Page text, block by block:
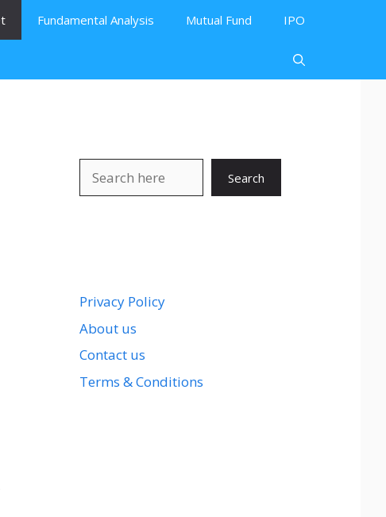
Fundamental Analysis Mutual Fund IPO
Search
Privacy Policy
About us
Contact us
Terms & Conditions